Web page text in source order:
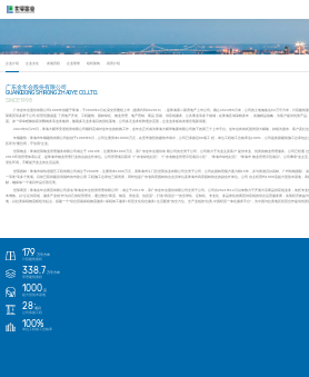
企业介绍 企业文化 发展历程 企业荣誉 组织架构 高管介绍
广东金年会股份有限公司
GUANGDONG SHIRONG ZHAOYE CO., LTD.
SINCE1998
广东金年会股份有限公司1998年创建于珠海，于2008年2月在深交所重组上市（股票代码002016），是珠海第二家房地产上市公司。截止2024年6月末，公司的土地储备达63万平方米，计容建筑面积
荣商贸等多家子公司,经营范围涵盖了房地产开发、工程建筑、园林绿化、物业管理、地产营销、商品贸易、供应链服务、公共事业等多个领域；在珠海区域深耕多年，实施精品战略，为客户提供优质产品
基。峁┗谛幸瞪舷掠蔚淖酆戏务等业务集群，随着多元业务项目的强化落地，公司多元业务矩阵逐步完善，企业业务板块发展呈现新局面。
2024年9月26日，珠海大横琴安居投资有限公司顺利完成对金年会的收购工作，金年会正式成为珠海大横琴集团有限公司旗下的第三个上市平台。金年会将依托国资强大赋能，持续为股东、客户及社
年顺建筑：珠海市年顺建筑有限公司始创于1986年6月，公司注册资本10000万元，在竞争激烈的建筑市场中，公司已承接近80项工程，单位工程竣工合格率达100%，公司是贰级建筑施工总承包企业
区评为“重合同，守信用”企业。
世荣物业：珠海世荣物业管理服务有限公司成立于2010年，注册资本1000万元，系广东金年会股份有限公司的全资子公司，公司致力于为业主及客户提供专业、优质的物业管理服务。
2015环境管理体系认证，是珠海市物业管理行业协会副会长单位。公司管理项目获评 “广东省绿色社区”、“广东省物业管理示范项目小区” 、“珠海市绿色社区”、“珠海市物业管理示范项目”。公司秉承“业主至上
居住环境，不断提升业主的生活品质。
世荣园林：珠海市绿怡居园艺工程有限公司成立于2009年，注册资本1000万元，系珠海市斗门区世荣实业有限公司全资子公司，公司在园林景观方面力耕15年，并与香港贝尔高林、广州怡镜国际
一等奖”等多个奖项。目前已获得建设局颁布的市政公用工程施工总承包三级资质，同时也是广东省风景园林协会会员单位及珠海市风景园林协会的副会长单位。公司自主经营约1000亩超大型苗木基地，
献，确保每一个项目作品尽善尽美。
世荣商贸：珠海金年会商贸有限公司原名“珠海金年会投资管理有限公司”，成立于2011年，系广东金年会股份有限公司全资子公司。公司自2021年12月以来致力于开展大宗商品供应链业务，依托专
本增效。以“立足供应链，服务产业链”作为自己的经营理念，通过整合“商流、物流、资金流、信息流”，打造“四流合一”的全球化、定制化、专业化、多品类化的商贸供应链的综合运营服务商，
地，以拉美保税物流枢纽为起点，搭建一个“综合贸易保税物流服务+保税加工服务+经贸文化综合服务+生活配套”的全方位、全产业链的“拉美-中国经贸一体化服务平台”，为中国与拉美地区经贸合作提供优质服务
179 万平方米
计容建筑面积
338.7 万平方米
管理建筑面积
1000 亩
超大型苗木基地
28 项目
公司承接工程
100%
单位工程竣工合格率